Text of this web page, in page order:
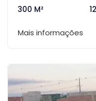
300 M²
Mais informações